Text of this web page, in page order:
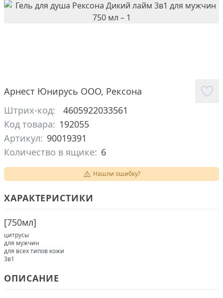
Арнест Юнирусь ООО, Рексона
Штрих-код:
4605922033561
Код товара: 192055
Артикул: 90019391
Количество в ящике: 6
Нашли ошибку?
ХАРАКТЕРИСТИКИ
[750мл]
цитрусы
для мужчин
для всех типов кожи
3в1
ОПИСАНИЕ